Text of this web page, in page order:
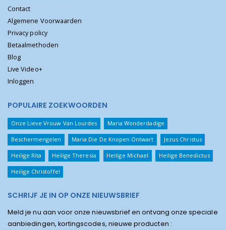
Contact
Algemene Voorwaarden
Privacy policy
Betaalmethoden
Blog
Live Video+
Inloggen
POPULAIRE ZOEKWOORDEN
Onze Lieve Vrouw Van Lourdes Maria Wonderdadige
Beschermengelen Maria Die De Knopen Ontwart Jezus Christus
Heilige Rita Heilige Theresia Heilige Michael Heilige Benedictus
Heilige Christoffel
SCHRIJF JE IN OP ONZE NIEUWSBRIEF
Meld je nu aan voor onze nieuwsbrief en ontvang onze speciale
aanbiedingen, kortingscodes, nieuwe producten :